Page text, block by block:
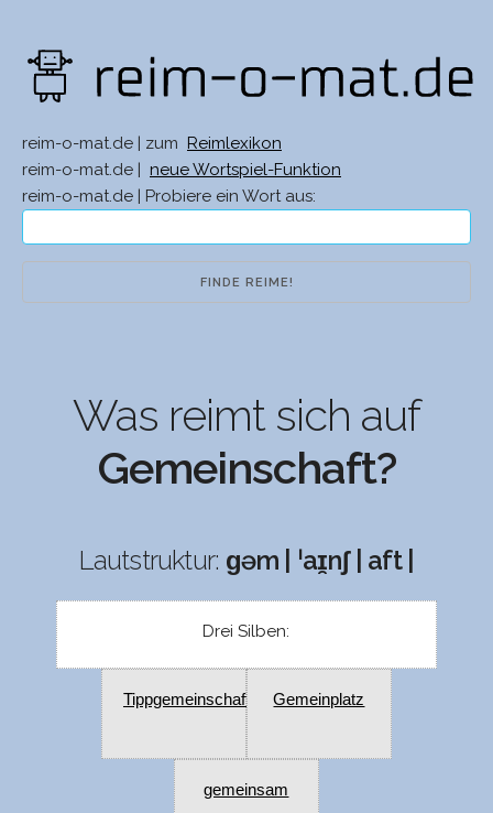
reim-o-mat.de | zum
Reimlexikon
reim-o-mat.de |
neue Wortspiel-Funktion
reim-o-mat.de | Probiere ein Wort aus:
Was reimt sich auf
Gemeinschaft?
Lautstruktur: ɡəm | ˈaɪ̯nʃ | aft |
Drei Silben:
Tippgemeinschaft Gemeinplatz
gemeinsam